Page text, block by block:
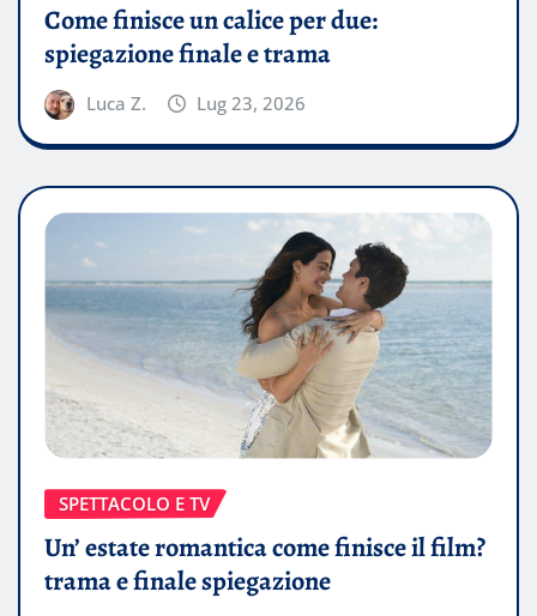
Come finisce un calice per due:
spiegazione finale e trama
Luca Z. Lug 23, 2026
SPETTACOLO E TV
Un’ estate romantica come finisce il film?
trama e finale spiegazione